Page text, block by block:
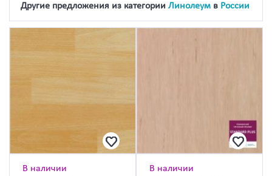
Другие предложения из категории Линолеум в России
В наличии
В наличии